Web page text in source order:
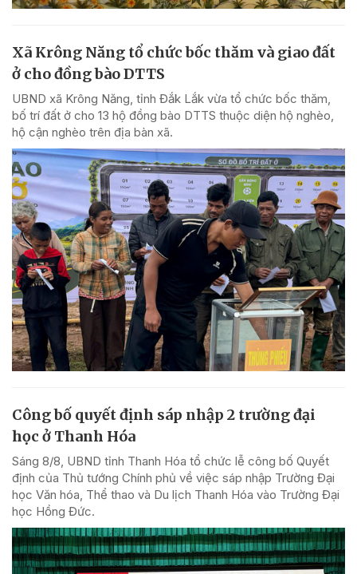
Xã Krông Năng tổ chức bốc thăm và giao đất
ở cho đồng bào DTTS
UBND xã Krông Năng, tỉnh Đắk Lắk vừa tổ chức bốc thăm,
bố trí đất ở cho 13 hộ đồng bào DTTS thuộc diện hộ nghèo,
hộ cận nghèo trên địa bàn xã.
Công bố quyết định sáp nhập 2 trường đại
học ở Thanh Hóa
Sáng 8/8, UBND tỉnh Thanh Hóa tổ chức lễ công bố Quyết
định của Thủ tướng Chính phủ về việc sáp nhập Trường Đại
học Văn hóa, Thể thao và Du lịch Thanh Hóa vào Trường Đại
học Hồng Đức.